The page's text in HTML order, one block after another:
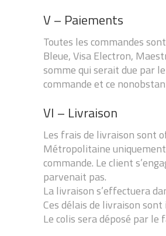
V – Paiements
Toutes les commandes
Bleue, Visa Electron,
somme qui serait due par
commande et ce
VI – Livraison
Les frais de livraison sont
Métropolitaine
commande. Le client
parvenait pas.
La livraison s’effectuera
Ces délais de livraison
Le colis sera déposé par le